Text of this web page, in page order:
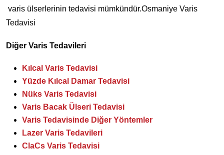
varis ülserlerinin tedavisi mümkündür.Osmaniye Varis
Tedavisi
Diğer Varis Tedavileri
Kılcal Varis Tedavisi
Yüzde Kılcal Damar Tedavisi
Nüks Varis Tedavisi
Varis Bacak Ülseri Tedavisi
Varis Tedavisinde Diğer Yöntemler
Lazer Varis Tedavileri
ClaCs Varis Tedavisi